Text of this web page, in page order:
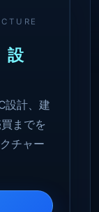
設
設計、建
までを
チャー